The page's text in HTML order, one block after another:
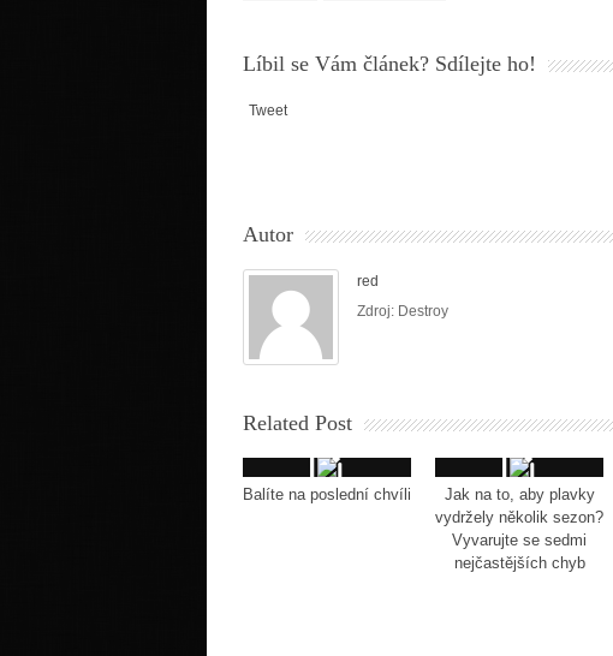
Líbil se Vám článek? Sdílejte ho!
Tweet
Autor
red
Zdroj: Destroy
Related Post
Balíte na poslední chvíli
Jak na to, aby plavky
vydržely několik sezon?
Vyvarujte se sedmi
nejčastějších chyb